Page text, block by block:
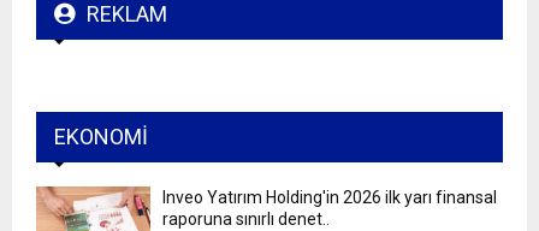
REKLAM
EKONOMI
Inveo Yatırım Holding'in 2026 ilk yarı finansal
raporuna sınırlı denet..